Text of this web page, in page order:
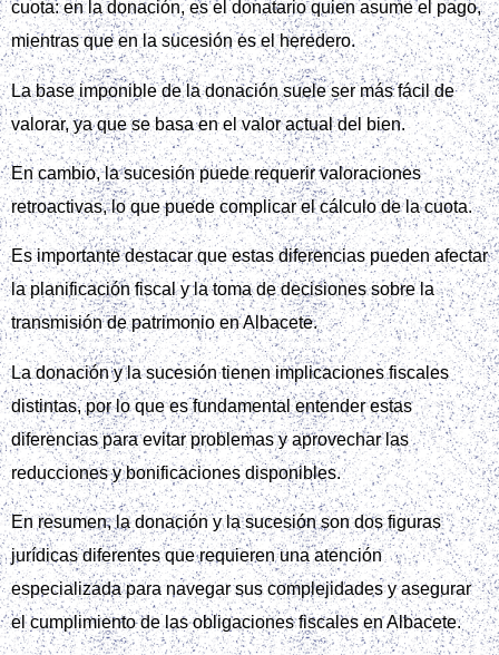
cuota: en la donación, es el donatario quien asume el pago,
mientras que en la sucesión es el heredero.
La base imponible de la donación suele ser más fácil de
valorar, ya que se basa en el valor actual del bien.
En cambio, la sucesión puede requerir valoraciones
retroactivas, lo que puede complicar el cálculo de la cuota.
Es importante destacar que estas diferencias pueden afectar
la planificación fiscal y la toma de decisiones sobre la
transmisión de patrimonio en Albacete.
La donación y la sucesión tienen implicaciones fiscales
distintas, por lo que es fundamental entender estas
diferencias para evitar problemas y aprovechar las
reducciones y bonificaciones disponibles.
En resumen, la donación y la sucesión son dos figuras
jurídicas diferentes que requieren una atención
especializada para navegar sus complejidades y asegurar
el cumplimiento de las obligaciones fiscales en Albacete.